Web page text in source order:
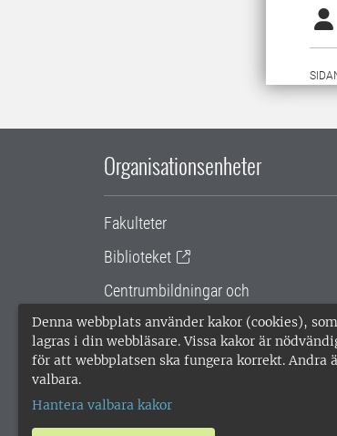
Denna webbplats använder kakor (cookies), som
lagras i din webbläsare. Vissa kakor är
för att webbplatsen ska fungera korrekt. Andra
valbara.
Hantera valbara kakor
Organisationsenheter
Fakulteter
Biblioteket
Centrumbildningar och
samarbetsprojekt
Gemensamma verksamhetsstödet